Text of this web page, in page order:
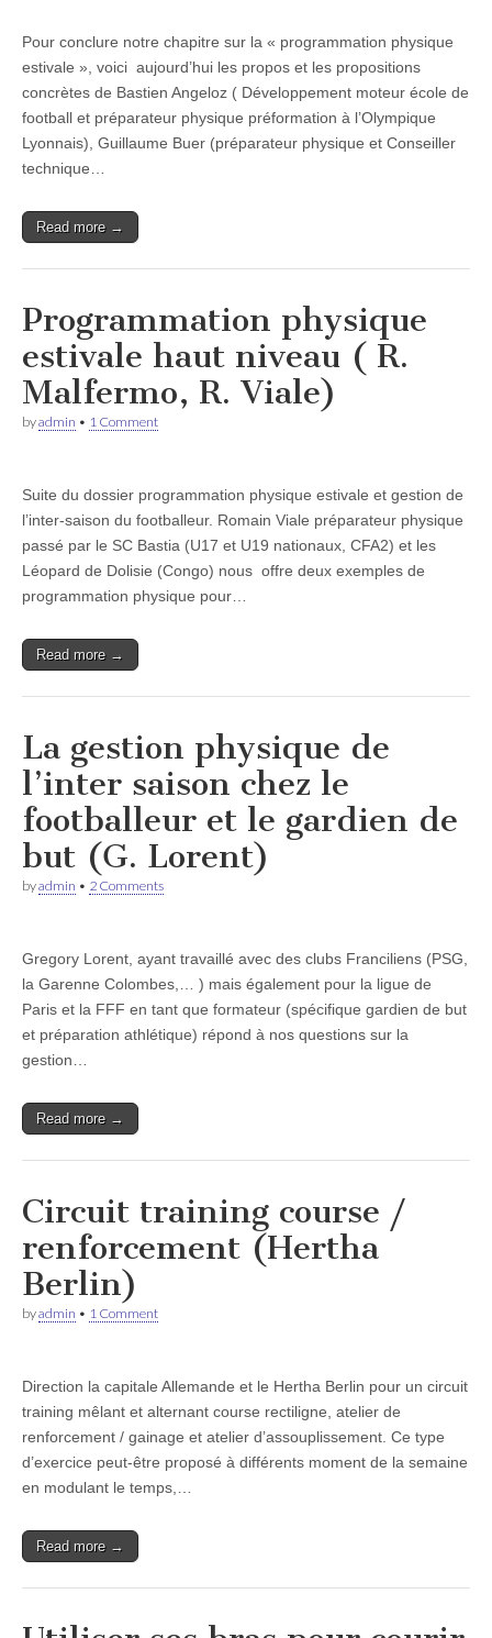
Pour conclure notre chapitre sur la « programmation physique
estivale », voici aujourd’hui les propos et les propositions
concrètes de Bastien Angeloz ( Développement moteur école de
football et préparateur physique préformation à l’Olympique
Lyonnais), Guillaume Buer (préparateur physique et Conseiller
technique…
Read more →
Programmation physique
estivale haut niveau ( R.
Malfermo, R. Viale)
byadmin • 1 Comment
Suite du dossier programmation physique estivale et gestion de
l’inter-saison du footballeur. Romain Viale préparateur physique
passé par le SC Bastia (U17 et U19 nationaux, CFA2) et les
Léopard de Dolisie (Congo) nous offre deux exemples de
programmation physique pour…
Read more →
La gestion physique de
l’inter saison chez le
footballeur et le gardien de
but (G. Lorent)
byadmin • 2 Comments
Gregory Lorent, ayant travaillé avec des clubs Franciliens (PSG,
la Garenne Colombes,… ) mais également pour la ligue de
Paris et la FFF en tant que formateur (spécifique gardien de but
et préparation athlétique) répond à nos questions sur la
gestion…
Read more →
Circuit training course /
renforcement (Hertha
Berlin)
byadmin • 1 Comment
Direction la capitale Allemande et le Hertha Berlin pour un circuit
training mêlant et alternant course rectiligne, atelier de
renforcement / gainage et atelier d’assouplissement. Ce type
d’exercice peut-être proposé à différents moment de la semaine
en modulant le temps,…
Read more →